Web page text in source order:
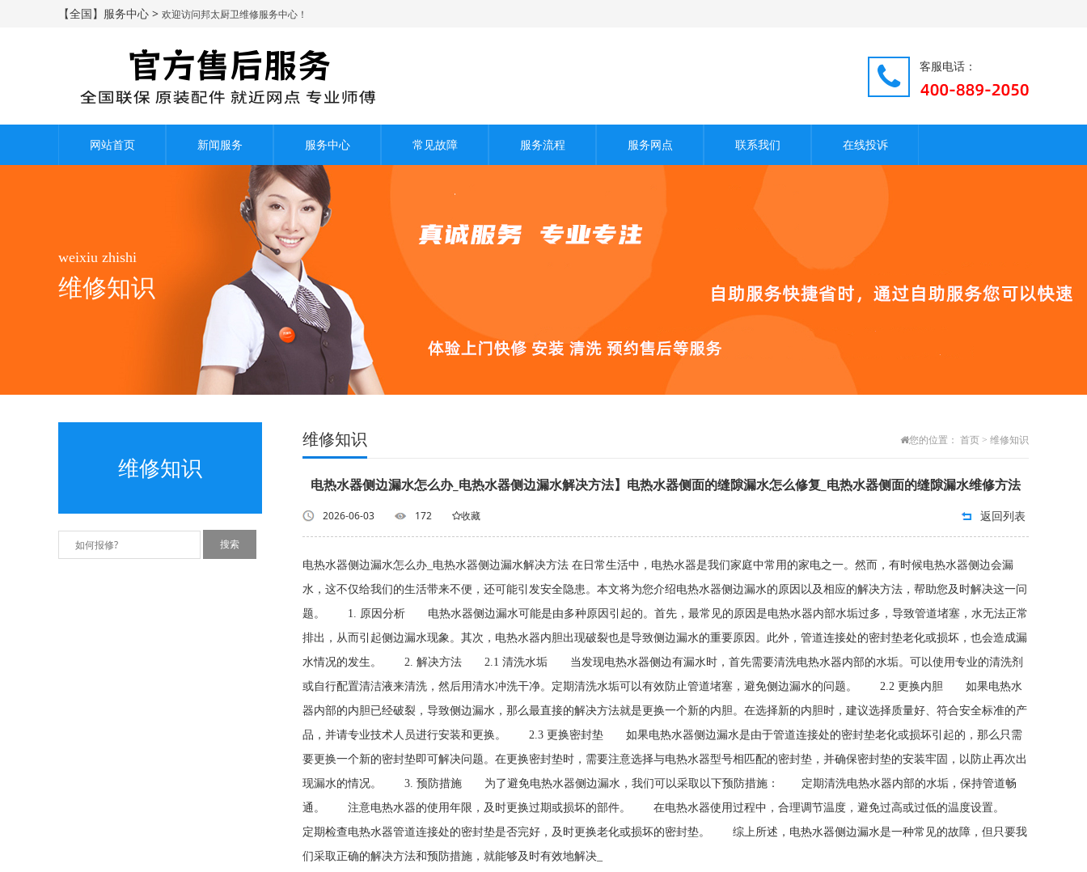
【全国】服务中心 > 欢迎访问邦太厨卫维修服务中心！
客服电话：
网站首页 新闻服务 服务中心 常见故障 服务流程 服务网点 联系我们 在线投诉
weixiu zhishi
维修知识
维修知识
维修知识 您的位置： 首页 > 维修知识
电热水器侧边漏水怎么办_电热水器侧边漏水解决方法】电热水器侧面的缝隙漏水怎么修复_电热水器侧面的缝隙漏水维修方法
2026-06-03 172 收藏 返回列表
电热水器侧边漏水怎么办_电热水器侧边漏水解决方法 在日常生活中，电热水器是我们家庭中常用的家电之一。然而，有时候电热水器侧边会漏
水，这不仅给我们的生活带来不便，还可能引发安全隐患。本文将为您介绍电热水器侧边漏水的原因以及相应的解决方法，帮助您及时解决这一问
题。 1. 原因分析 电热水器侧边漏水可能是由多种原因引起的。首先，最常见的原因是电热水器内部水垢过多，导致管道堵塞，水无法正常
排出，从而引起侧边漏水现象。其次，电热水器内胆出现破裂也是导致侧边漏水的重要原因。此外，管道连接处的密封垫老化或损坏，也会造成漏
水情况的发生。 2. 解决方法 2.1 清洗水垢 当发现电热水器侧边有漏水时，首先需要清洗电热水器内部的水垢。可以使用专业的清洗剂
或自行配置清洁液来清洗，然后用清水冲洗干净。定期清洗水垢可以有效防止管道堵塞，避免侧边漏水的问题。 2.2 更换内胆 如果电热水
器内部的内胆已经破裂，导致侧边漏水，那么最直接的解决方法就是更换一个新的内胆。在选择新的内胆时，建议选择质量好、符合安全标准的产
品，并请专业技术人员进行安装和更换。 2.3 更换密封垫 如果电热水器侧边漏水是由于管道连接处的密封垫老化或损坏引起的，那么只需
要更换一个新的密封垫即可解决问题。在更换密封垫时，需要注意选择与电热水器型号相匹配的密封垫，并确保密封垫的安装牢固，以防止再次出
现漏水的情况。 3. 预防措施 为了避免电热水器侧边漏水，我们可以采取以下预防措施： 定期清洗电热水器内部的水垢，保持管道畅
通。 注意电热水器的使用年限，及时更换过期或损坏的部件。 在电热水器使用过程中，合理调节温度，避免过高或过低的温度设置。
定期检查电热水器管道连接处的密封垫是否完好，及时更换老化或损坏的密封垫。 综上所述，电热水器侧边漏水是一种常见的故障，但只要我
们采取正确的解决方法和预防措施，就能够及时有效地解决_